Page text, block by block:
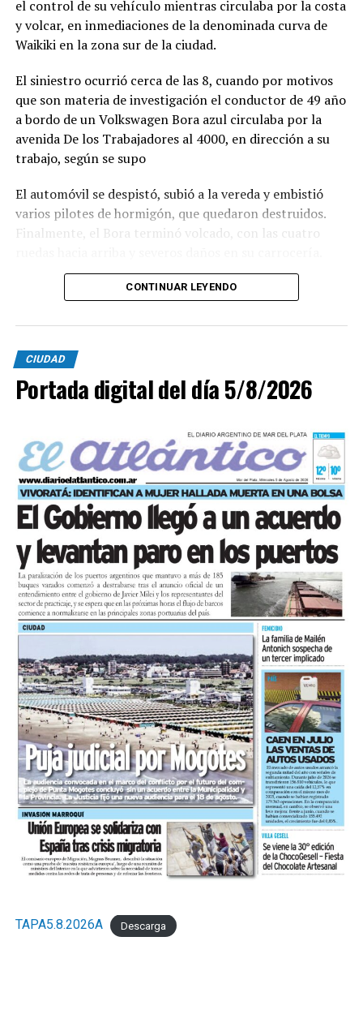
el control de su vehículo mientras circulaba por la costa
y volcar, en inmediaciones de la denominada curva de
Waikiki en la zona sur de la ciudad.
El siniestro ocurrió cerca de las 8, cuando por motivos
que son materia de investigación el conductor de 49 año
a bordo de un Volkswagen Bora azul circulaba por la
avenida De los Trabajadores al 4000, en dirección a su
trabajo, según se supo
El automóvil se despistó, subió a la vereda y embistió
varios pilotes de hormigón, que quedaron destruidos.
Finalmente, el Bora terminó volcado, con las cuatro
Ante el violento impacto, personal médico, Defensa
importabnte ioperativo en el lugar. Al llegar,
constataron que el conductor, había logrado salir del
vehículo y no presentaba lesiones.
CONTINUAR LEYENDO
CIUDAD
Portada digital del día 5/8/2026
TAPA5.8.2026A Descarga